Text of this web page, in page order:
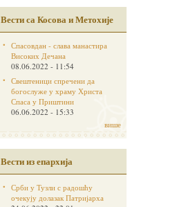
Вести са Косова и Метохије
Спасовдан - слава манастира
Високих Дечана
08.06.2022 - 11:54
Свештеници спречени да
богослуже у храму Христа
Спаса у Приштини
06.06.2022 - 15:33
више
Вести из епархија
Срби у Тузли с радошћу
очекују долазак Патријарха